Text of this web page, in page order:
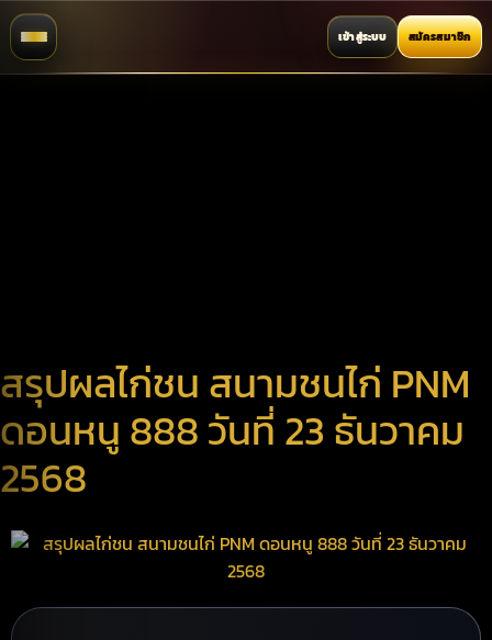
เข้าสู่ระบบ สมัครสมาชิก
สรุปผลไก่ชน สนามชนไก่ PNM
ดอนหนู 888 วันที่ 23 ธันวาคม
2568